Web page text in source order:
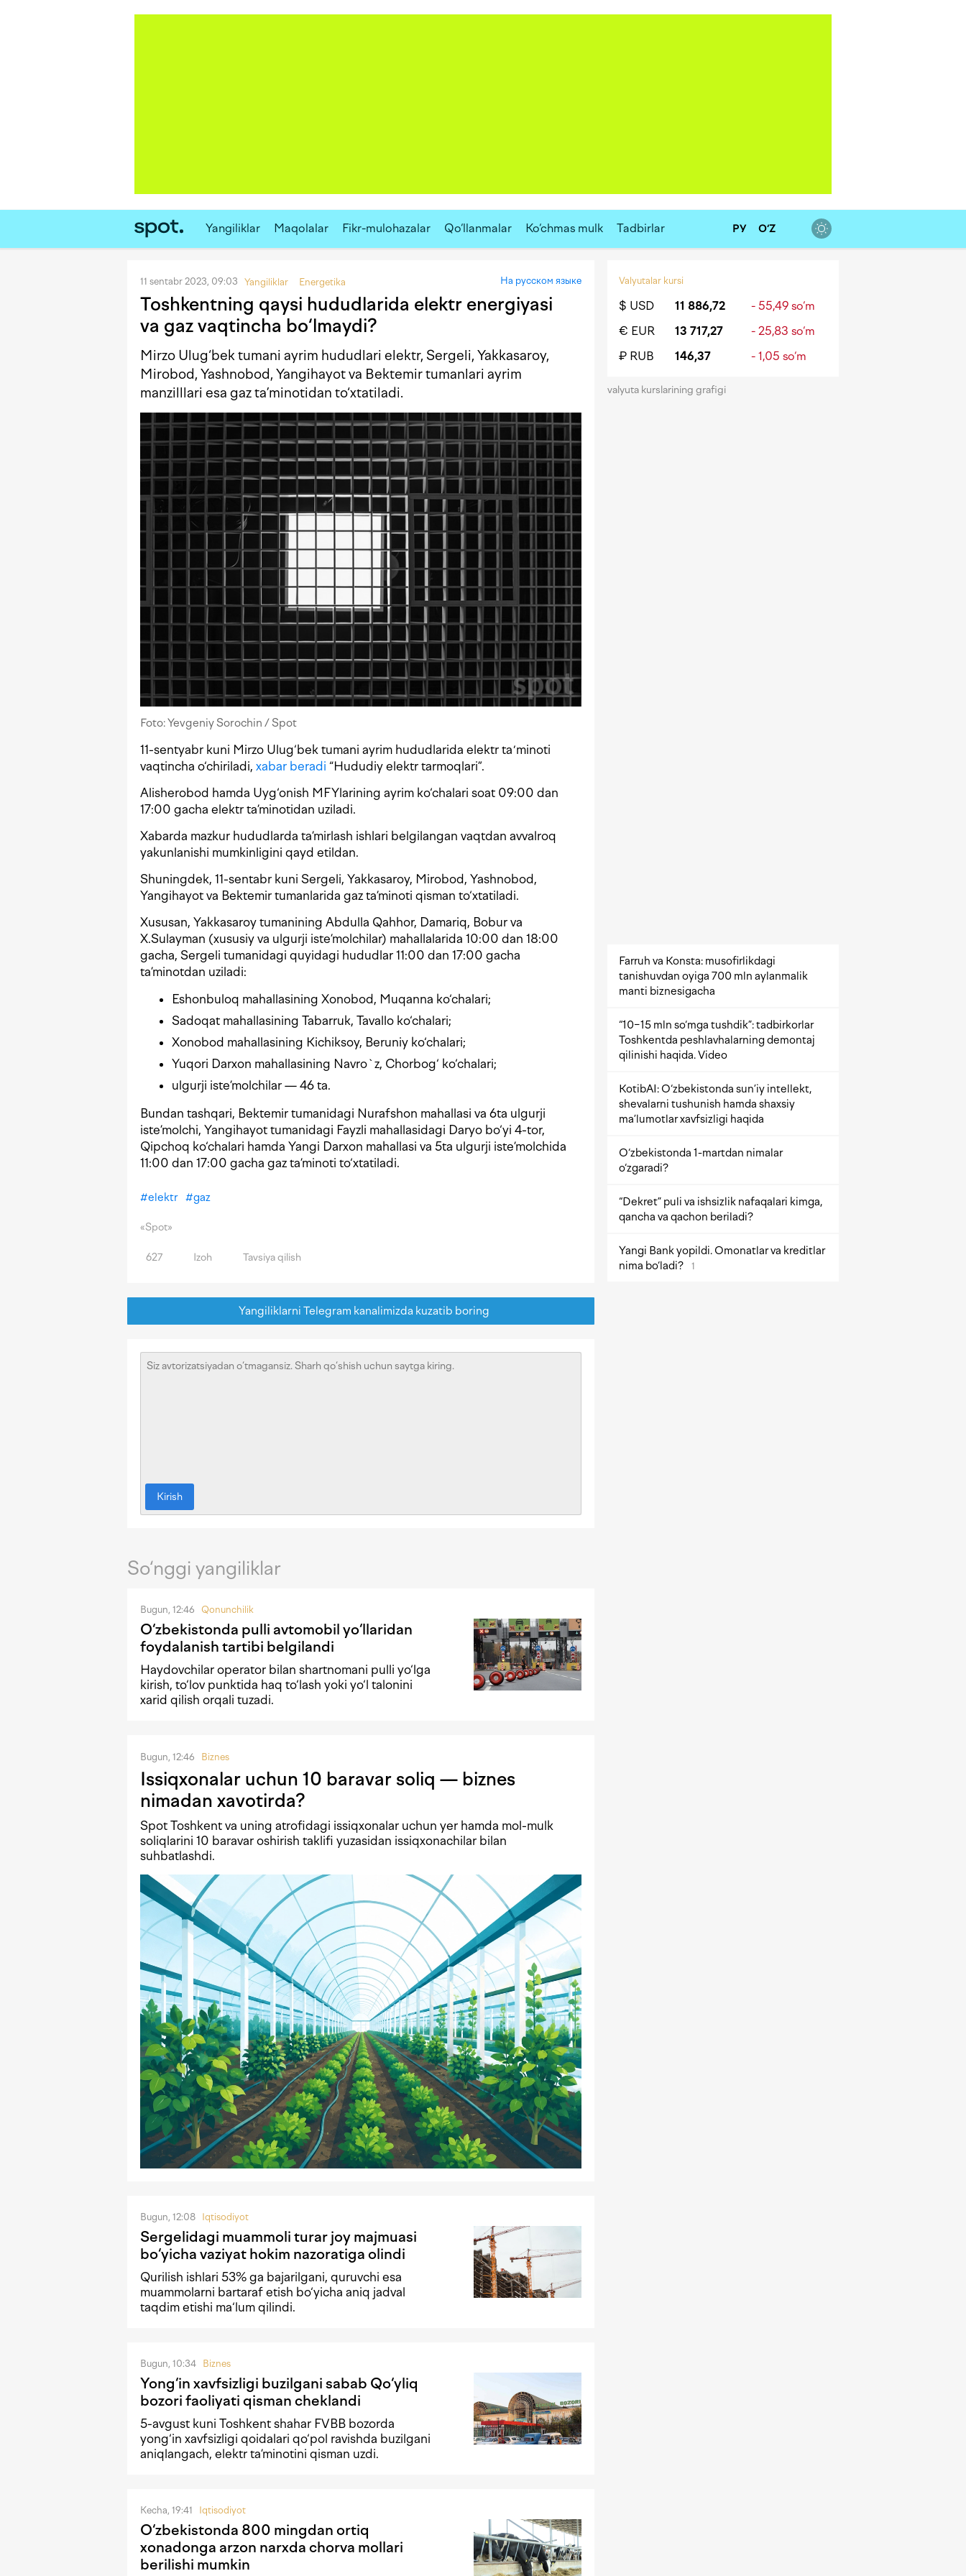
Yangiliklar Maqolalar Fikr-mulohazalar Qo‘llanmalar Ko‘chmas mulk Tadbirlar РУ O‘Z
11 sentabr 2023, 09:03 Yangiliklar Energetika На русском языке
Toshkentning qaysi hududlarida elektr energiyasi
va gaz vaqtincha bo‘lmaydi?
Mirzo Ulug‘bek tumani ayrim hududlari elektr, Sergeli, Yakkasaroy,
Mirobod, Yashnobod, Yangihayot va Bektemir tumanlari ayrim
manzilllari esa gaz ta’minotidan to‘xtatiladi.
Foto: Yevgeniy Sorochin / Spot
11-sentyabr kuni Mirzo Ulug‘bek tumani ayrim hududlarida elektr taʼminoti
vaqtincha o‘chiriladi, xabar beradi “Hududiy elektr tarmoqlari”.
Alisherobod hamda Uyg‘onish MFYlarining ayrim ko‘chalari soat 09:00 dan
17:00 gacha elektr ta’minotidan uziladi.
Xabarda mazkur hududlarda ta’mirlash ishlari belgilangan vaqtdan avvalroq
yakunlanishi mumkinligini qayd etildan.
Shuningdek, 11-sentabr kuni Sergeli, Yakkasaroy, Mirobod, Yashnobod,
Yangihayot va Bektemir tumanlarida gaz ta’minoti qisman to‘xtatiladi.
Xususan, Yakkasaroy tumanining Abdulla Qahhor, Damariq, Bobur va
X.Sulayman (xususiy va ulgurji iste’molchilar) mahallalarida 10:00 dan 18:00
gacha, Sergeli tumanidagi quyidagi hududlar 11:00 dan 17:00 gacha
ta’minotdan uziladi:
Eshonbuloq mahallasining Xonobod, Muqanna ko‘chalari;
Sadoqat mahallasining Tabarruk, Tavallo ko‘chalari;
Xonobod mahallasining Kichiksoy, Beruniy ko‘chalari;
Yuqori Darxon mahallasining Navro`z, Chorbog‘ ko‘chalari;
ulgurji iste’molchilar — 46 ta.
Bundan tashqari, Bektemir tumanidagi Nurafshon mahallasi va 6ta ulgurji
iste’molchi, Yangihayot tumanidagi Fayzli mahallasidagi Daryo bo‘yi 4-tor,
Qipchoq ko‘chalari hamda Yangi Darxon mahallasi va 5ta ulgurji iste’molchida
11:00 dan 17:00 gacha gaz ta’minoti to‘xtatiladi.
#elektr #gaz
«Spot»
627 Izoh Tavsiya qilish
Yangiliklarni Telegram kanalimizda kuzatib boring
Kirish
So‘nggi yangiliklar
Bugun, 12:46 Qonunchilik
O‘zbekistonda pulli avtomobil yo‘llaridan
foydalanish tartibi belgilandi
Haydovchilar operator bilan shartnomani pulli yo‘lga
kirish, to‘lov punktida haq to‘lash yoki yo‘l talonini
xarid qilish orqali tuzadi.
Bugun, 12:46 Biznes
Issiqxonalar uchun 10 baravar soliq — biznes
nimadan xavotirda?
Spot Toshkent va uning atrofidagi issiqxonalar uchun yer hamda mol-mulk
soliqlarini 10 baravar oshirish taklifi yuzasidan issiqxonachilar bilan
suhbatlashdi.
Bugun, 12:08 Iqtisodiyot
Sergelidagi muammoli turar joy majmuasi
bo‘yicha vaziyat hokim nazoratiga olindi
Qurilish ishlari 53% ga bajarilgani, quruvchi esa
muammolarni bartaraf etish bo‘yicha aniq jadval
taqdim etishi ma‘lum qilindi.
Bugun, 10:34 Biznes
Yong‘in xavfsizligi buzilgani sabab Qo‘yliq
bozori faoliyati qisman cheklandi
5-avgust kuni Toshkent shahar FVBB bozorda
yong‘in xavfsizligi qoidalari qo‘pol ravishda buzilgani
aniqlangach, elektr ta’minotini qisman uzdi.
Kecha, 19:41 Iqtisodiyot
O‘zbekistonda 800 mingdan ortiq
xonadonga arzon narxda chorva mollari
berilishi mumkin
Valyutalar kursi
$ USD 11 886,72
- 55,49 so‘m
€ EUR
13 717,27
- 25,83 so‘m
₽ RUB
146,37 - 1,05 so‘m
valyuta kurslarining grafigi
Farruh va Konsta: musofirlikdagi
tanishuvdan oyiga 700 mln aylanmalik
manti biznesigacha
“10−15 mln so‘mga tushdik”: tadbirkorlar
Toshkentda peshlavhalarning demontaj
qilinishi haqida. Video
KotibAI: O‘zbekistonda sun’iy intellekt,
shevalarni tushunish hamda shaxsiy
ma’lumotlar xavfsizligi haqida
O‘zbekistonda 1-martdan nimalar
o‘zgaradi?
“Dekret” puli va ishsizlik nafaqalari kimga,
qancha va qachon beriladi?
Yangi Bank yopildi. Omonatlar va kreditlar
nima bo‘ladi?
1